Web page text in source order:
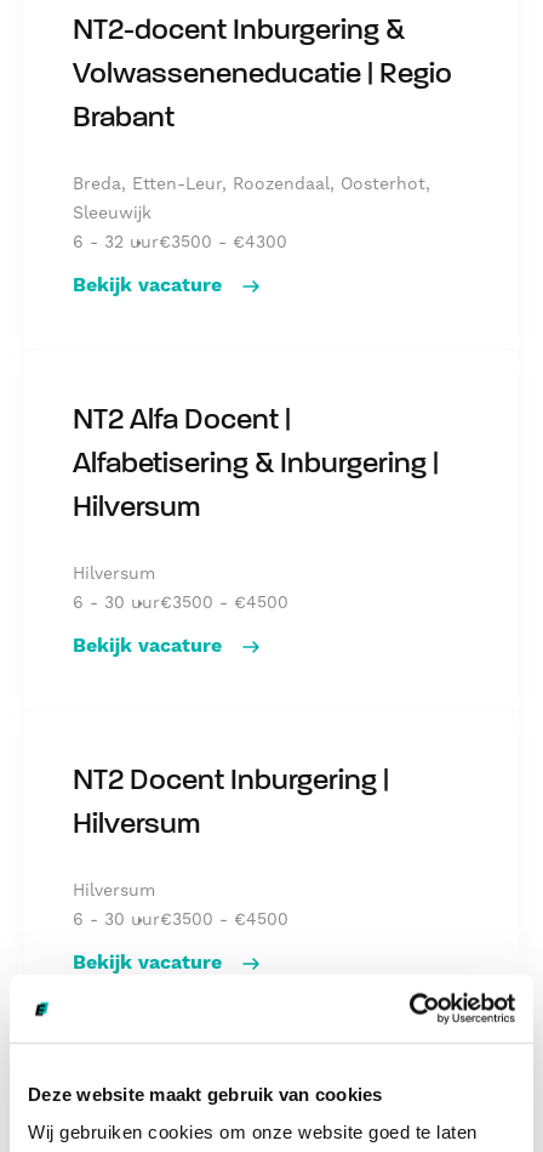
Deze website maakt gebruik van cookies
Wij gebruiken cookies om onze website goed te laten
NT2-docent Inburgering &
Volwasseneneducatie | Regio
Brabant
Breda, Etten-Leur, Roozendaal, Oosterhot,
Sleeuwijk
6 - 32 uur€3500 - €4300
Bekijk vacature
NT2 Alfa Docent |
Alfabetisering & Inburgering |
Hilversum
Hilversum
6 - 30 uur€3500 - €4500
Bekijk vacature
NT2 Docent Inburgering |
Hilversum
Hilversum
6 - 30 uur€3500 - €4500
Bekijk vacature
NT2 Docent Inburgering | Hilversum - Noord-
NT2-docent –
Volwasseneneducatie –